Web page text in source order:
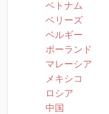
ベトナム
ベリーズ
ベルギー
ポーランド
マレーシア
メキシコ
ロシア
中国